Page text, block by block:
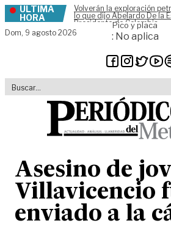
Skip to content
ÚLTIMA
HORA
Volverán la exploración
lo que dijo Abelardo De la
Presidente de Colombia
Dom, 9 agosto 2026
Pico y placa
: No aplica
Asesino de
Villavicencio
enviado a la